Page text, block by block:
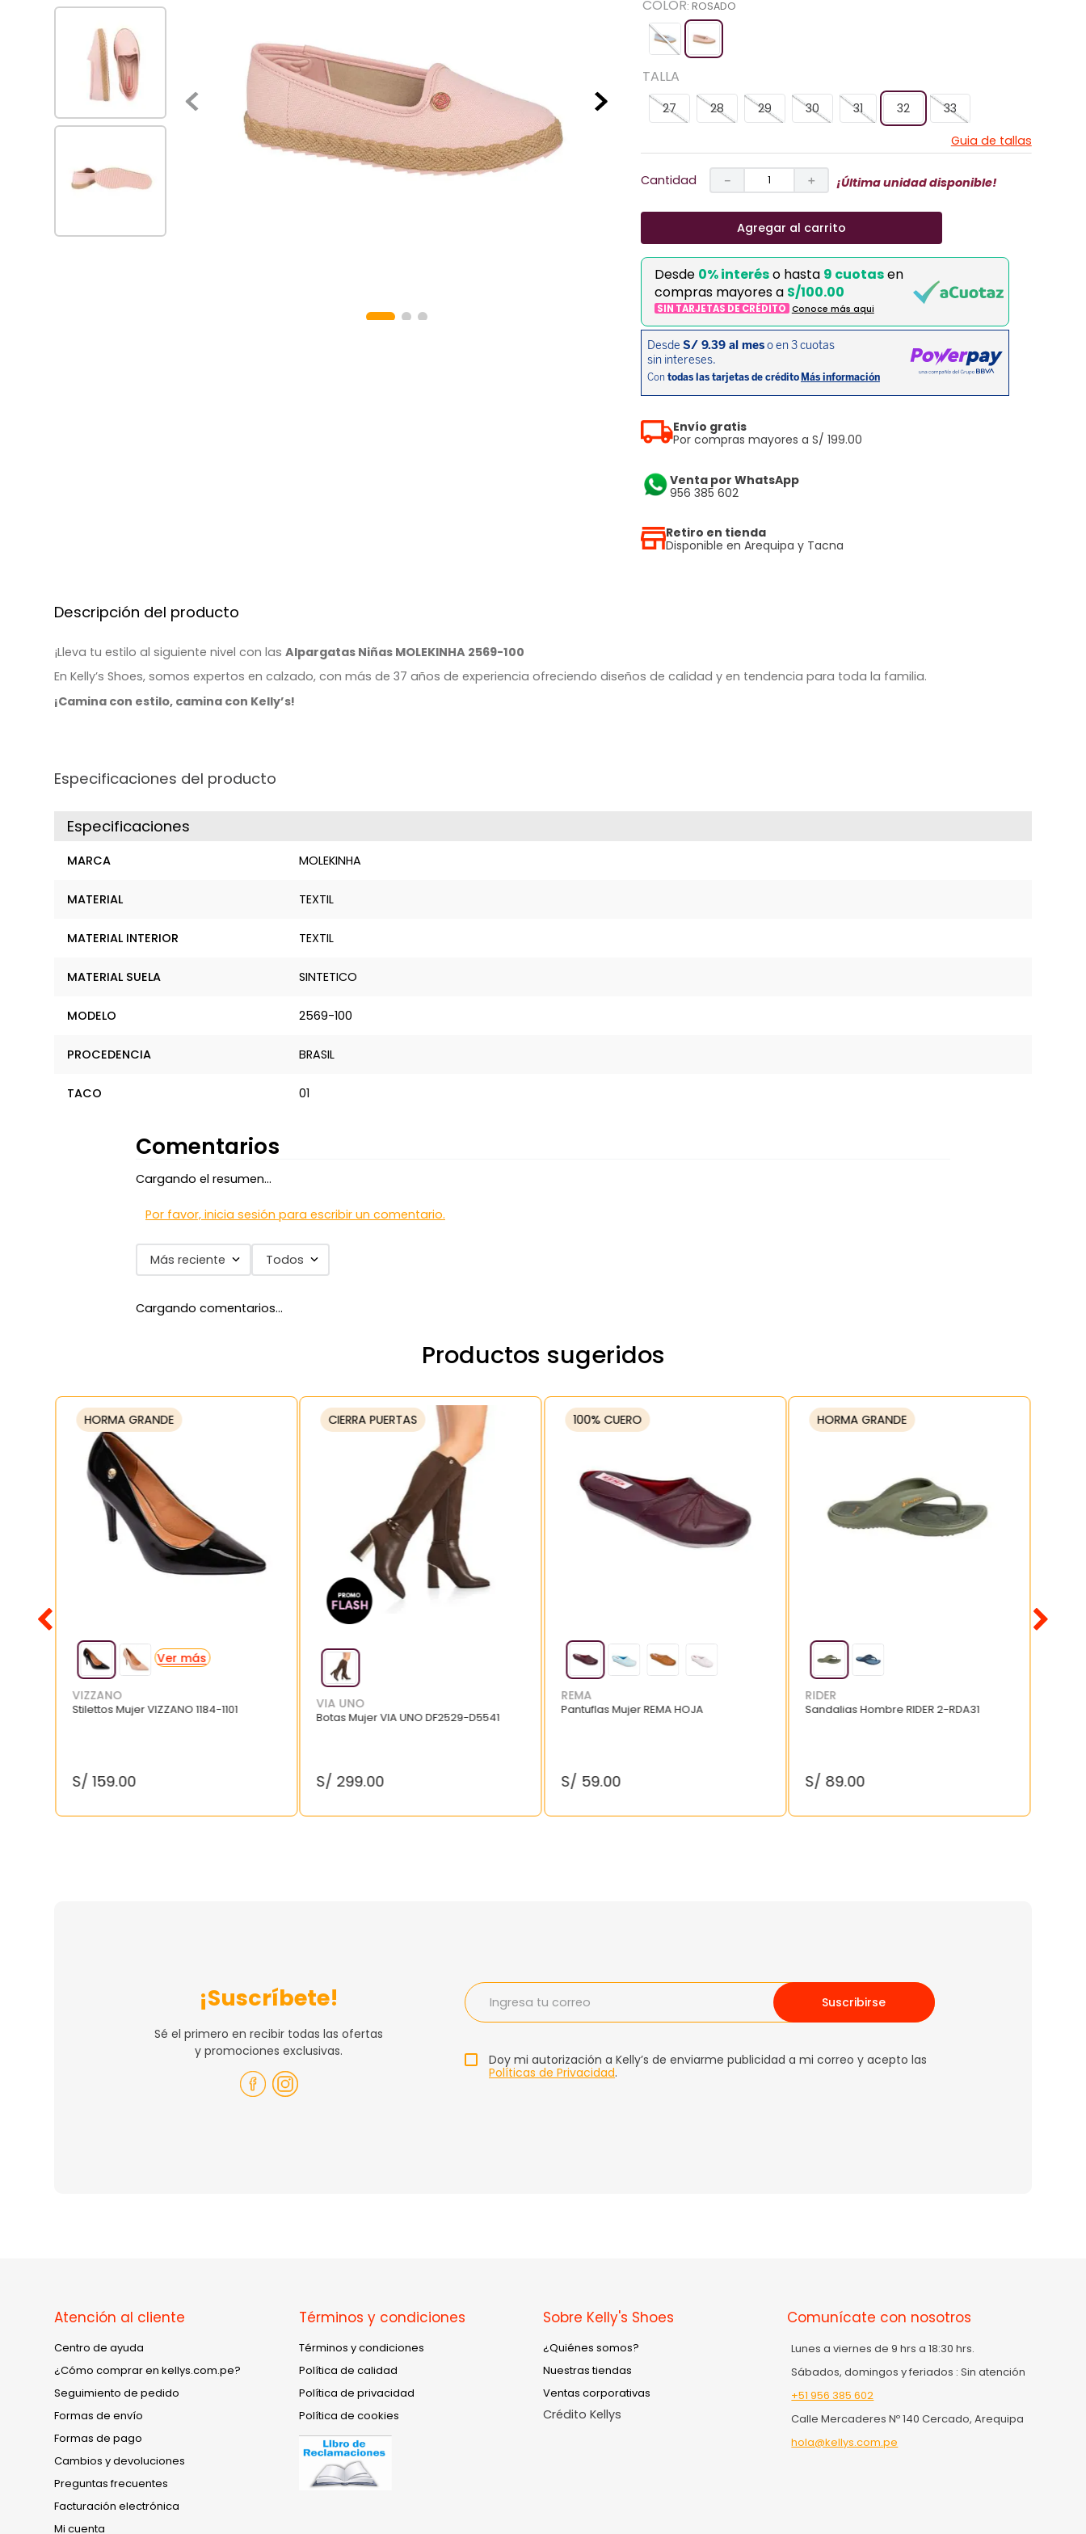
COLOR: ROSADO
TALLA
27 28 29 30 31 32
33
Guia de tallas
Cantidad ＋
－ ¡Última unidad disponible!
Agregar al carrito
Desde 0% interéso hasta 9 cuotasen
compras mayores a S/100.00
SIN TARJETAS DE CRÉDITO Conoce más aqui
Envío gratis
Por compras mayores a S/ 199.00
Venta por WhatsApp
956 385 602
Retiro en tienda
Disponible en Arequipa y Tacna
Descripción del producto
¡Lleva tu estilo al siguiente nivel con lasAlpargatas Niñas MOLEKINHA 2569-100
En Kelly’s Shoes, somos expertos en calzado, con más de 37 años de experiencia ofreciendo diseños de calidad y en tendencia para toda la familia.
¡Camina con estilo, camina con Kelly’s!
Especificaciones del producto
Especificaciones
MARCA MOLEKINHA
MATERIAL TEXTIL
MATERIAL INTERIOR TEXTIL
MATERIAL SUELA SINTETICO
MODELO 2569-100
PROCEDENCIA BRASIL
TACO 01
Comentarios
Cargando el resumen…
Por favor, inicia sesión para escribir un comentario.
Más reciente Todos
Cargando comentarios…
Productos sugeridos
HORMA GRANDE
VIZZANO
Stilettos Mujer VIZZANO 1184-1101
S/ 159.00
CIERRA PUERTAS
VIA UNO
Botas Mujer VIA UNO DF2529-D5541
S/ 299.00
100% CUERO
REMA
Pantuflas Mujer REMA HOJA
S/ 59.00
HORMA GRANDE
RIDER
Sandalias Hombre RIDER 2-RDA31
S/ 89.00
¡Suscríbete!
Sé el primero en recibir todas las ofertas
y promociones exclusivas.
Suscribirse
Doy mi autorización a Kelly’s de enviarme publicidad a mi correo y acepto las
Políticas de Privacidad.
Atención al cliente
Centro de ayuda
¿Cómo comprar en kellys.com.pe?
Seguimiento de pedido
Formas de envío
Formas de pago
Cambios y devoluciones
Preguntas frecuentes
Facturación electrónica
Mi cuenta
Términos y condiciones
Términos y condiciones
Política de calidad
Política de privacidad
Política de cookies
Sobre Kelly's Shoes
¿Quiénes somos?
Nuestras tiendas
Ventas corporativas
Crédito Kellys
Comunícate con nosotros
Lunes a viernes de 9 hrs a 18:30 hrs.
Sábados, domingos y feriados : Sin atención
+51 956 385 602
Calle Mercaderes Nº 140 Cercado, Arequipa
hola@kellys.com.pe
sandalias vizzano
ballerinas